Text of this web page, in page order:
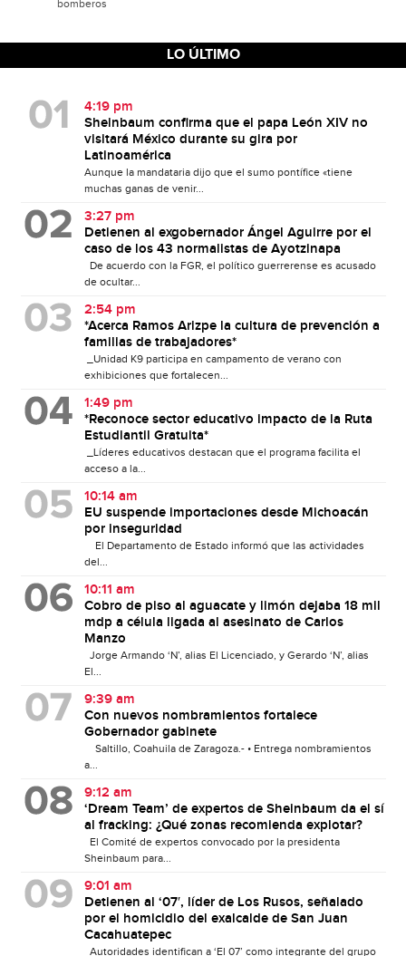
bomberos
LO ÚLTIMO
4:19 pm
Sheinbaum confirma que el papa León XIV no
visitará México durante su gira por
Latinoamérica
Aunque la mandataria dijo que el sumo pontífice «tiene
muchas ganas de venir...
3:27 pm
Detienen al exgobernador Ángel Aguirre por el
caso de los 43 normalistas de Ayotzinapa
De acuerdo con la FGR, el político guerrerense es acusado
de ocultar...
2:54 pm
*Acerca Ramos Arizpe la cultura de prevención a
familias de trabajadores*
_Unidad K9 participa en campamento de verano con
exhibiciones que fortalecen...
1:49 pm
*Reconoce sector educativo impacto de la Ruta
Estudiantil Gratuita*
_Líderes educativos destacan que el programa facilita el
acceso a la...
10:14 am
EU suspende importaciones desde Michoacán
por inseguridad
El Departamento de Estado informó que las actividades
del...
10:11 am
Cobro de piso al aguacate y limón dejaba 18 mil
mdp a célula ligada al asesinato de Carlos
Manzo
Jorge Armando ‘N’, alias El Licenciado, y Gerardo ‘N’, alias
El...
9:39 am
Con nuevos nombramientos fortalece
Gobernador gabinete
Saltillo, Coahuila de Zaragoza.- • Entrega nombramientos
a...
9:12 am
‘Dream Team’ de expertos de Sheinbaum da el sí
al fracking: ¿Qué zonas recomienda explotar?
El Comité de expertos convocado por la presidenta
Sheinbaum para...
9:01 am
Detienen al ‘07′, líder de Los Rusos, señalado
por el homicidio del exalcalde de San Juan
Cacahuatepec
Autoridades identifican a ‘El 07’ como integrante del grupo